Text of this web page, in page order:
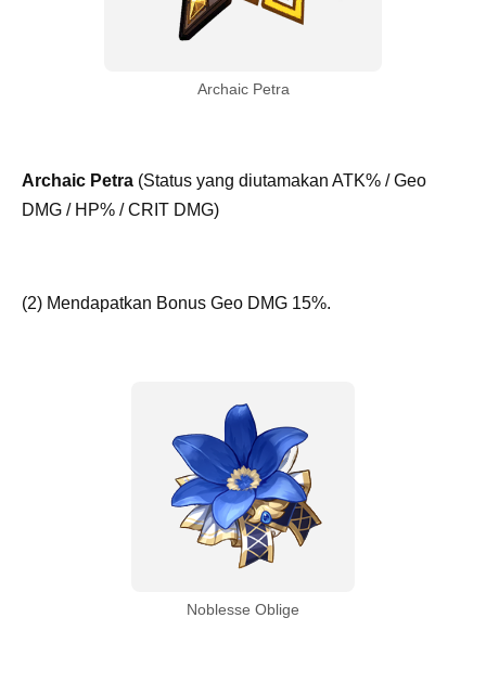
Archaic Petra
Archaic Petra (Status yang diutamakan ATK% / Geo
DMG / HP% / CRIT DMG)
(2) Mendapatkan Bonus Geo DMG 15%.
Noblesse Oblige